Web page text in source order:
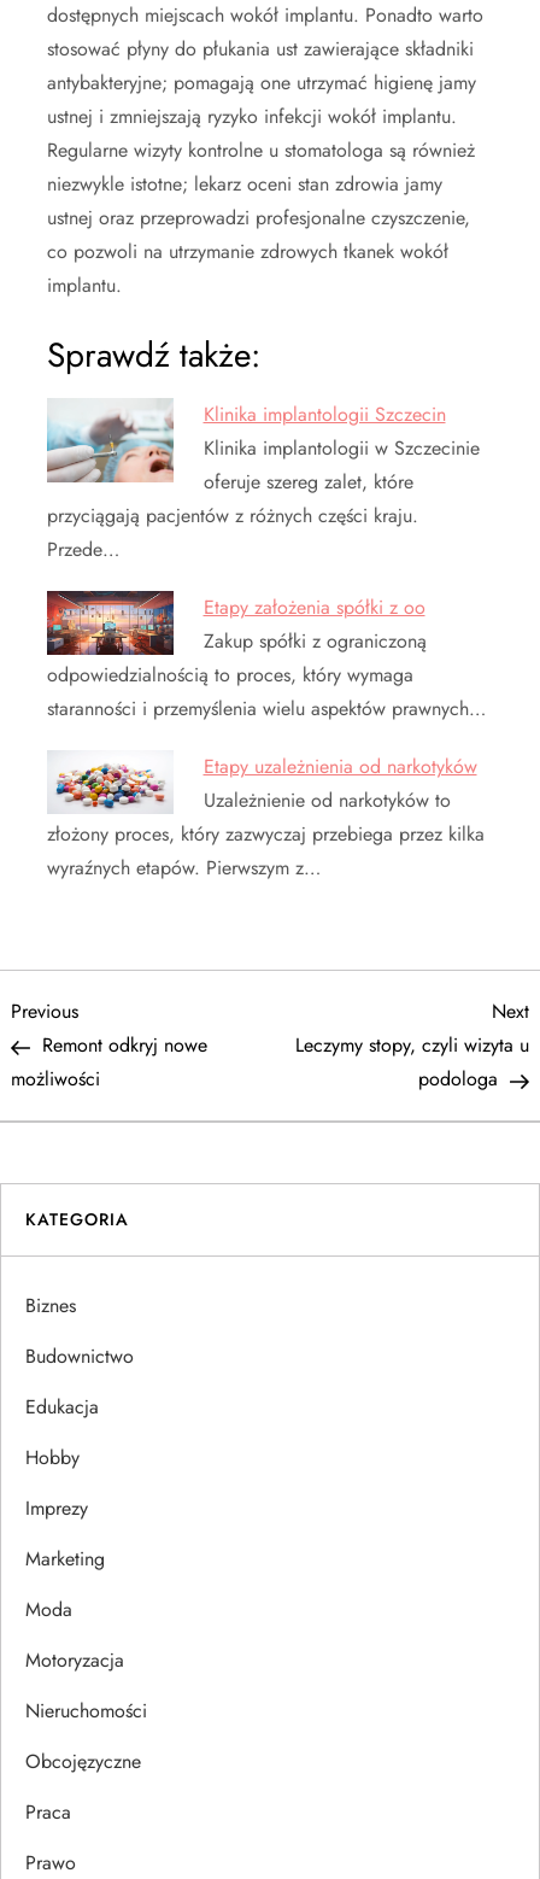
dostępnych miejscach wokół implantu. Ponadto warto
stosować płyny do płukania ust zawierające składniki
antybakteryjne; pomagają one utrzymać higienę jamy
ustnej i zmniejszają ryzyko infekcji wokół implantu.
Regularne wizyty kontrolne u stomatologa są również
niezwykle istotne; lekarz oceni stan zdrowia jamy
ustnej oraz przeprowadzi profesjonalne czyszczenie,
co pozwoli na utrzymanie zdrowych tkanek wokół
implantu.
Sprawdź także:
Klinika implantologii Szczecin
Klinika implantologii w Szczecinie
oferuje szereg zalet, które
przyciągają pacjentów z różnych części kraju.
Przede…
Etapy założenia spółki z oo
Zakup spółki z ograniczoną
odpowiedzialnością to proces, który wymaga
staranności i przemyślenia wielu aspektów prawnych…
Etapy uzależnienia od narkotyków
Uzależnienie od narkotyków to
złożony proces, który zazwyczaj przebiega przez kilka
wyraźnych etapów. Pierwszym z…
N
a
w
i
g
a
c
a
w
p
u
Previous
Post
Previous
Remont odkryj nowe
możliwości
Next
Leczymy stopy, czyli wizyta u
podologa
KATEGORIA
Biznes
Budownictwo
Edukacja
Hobby
Imprezy
Marketing
Moda
Motoryzacja
Nieruchomości
Obcojęzyczne
Praca
Prawo